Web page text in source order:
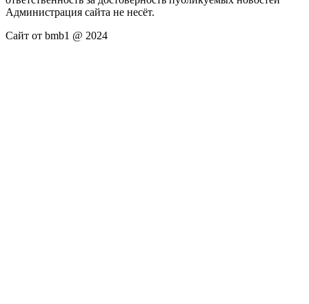
Администрация сайта не несёт.
Сайт от bmb1 @ 2024